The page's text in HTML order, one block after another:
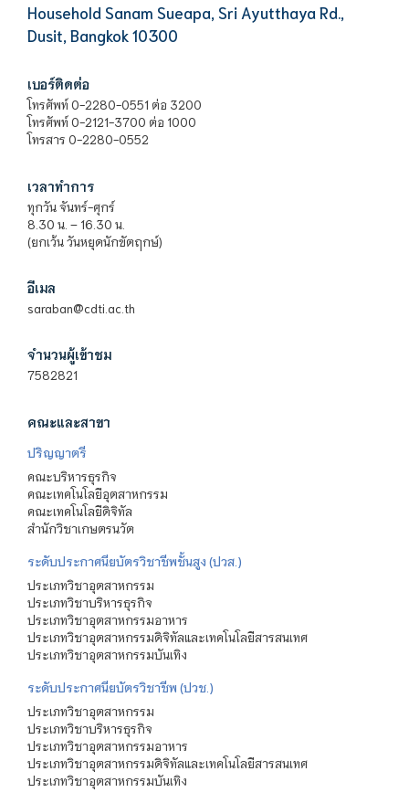
Household Sanam Sueapa, Sri Ayutthaya Rd.,
Dusit, Bangkok 10300
เบอร์ติดต่อ
โทรศัพท์ 0-2280-0551 ต่อ 3200
โทรศัพท์ 0-2121-3700 ต่อ 1000
โทรสาร 0-2280-0552
เวลาทำการ
ทุกวัน จันทร์-ศุกร์
8.30 น. – 16.30 น.
(ยกเว้น วันหยุดนักขัตฤกษ์)
อีเมล
saraban@cdti.ac.th
จำนวนผู้เข้าชม
7582821
คณะและสาขา
ปริญญาตรี
คณะบริหารธุรกิจ
คณะเทคโนโลยีอุตสาหกรรม
คณะเทคโนโลยีดิจิทัล
สำนักวิชาเกษตรนวัต
ระดับประกาศนียบัตรวิชาชีพชั้นสูง (ปวส.)
ประเภทวิชาอุตสาหกรรม
ประเภทวิชาบริหารธุรกิจ
ประเภทวิชาอุตสาหกรรมอาหาร
ประเภทวิชาอุตสาหกรรมดิจิทัลและเทคโนโลยีสารสนเทศ
ประเภทวิชาอุตสาหกรรมบันเทิง
ระดับประกาศนียบัตรวิชาชีพ (ปวช.)
ประเภทวิชาอุตสาหกรรม
ประเภทวิชาบริหารธุรกิจ
ประเภทวิชาอุตสาหกรรมอาหาร
ประเภทวิชาอุตสาหกรรมดิจิทัลและเทคโนโลยีสารสนเทศ
ประเภทวิชาอุตสาหกรรมบันเทิง